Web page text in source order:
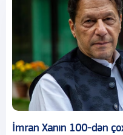
İmran Xanın 100-dən